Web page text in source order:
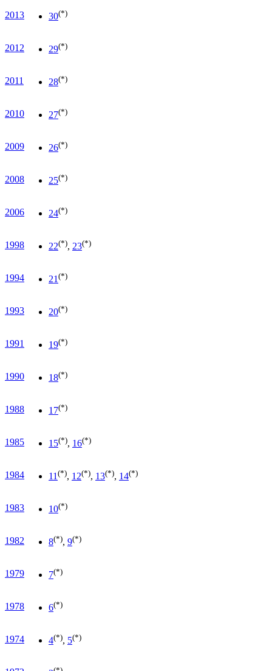
2013 30(*)
2012 29(*)
2011 28(*)
2010 27(*)
2009 26(*)
2008 25(*)
2006 24(*)
1998 22(*), 23(*)
1994 21 (*)
1993 20(*)
1991 19(*)
1990 18(*)
1988 17(*)
1985 15(*), 16(*)
1984 11 (*), 12(*), 13(*), 14(*)
1983 10(*)
1982 8(*), 9(*)
1979 7(*)
1978 6(*)
1974 4(*), 5(*)